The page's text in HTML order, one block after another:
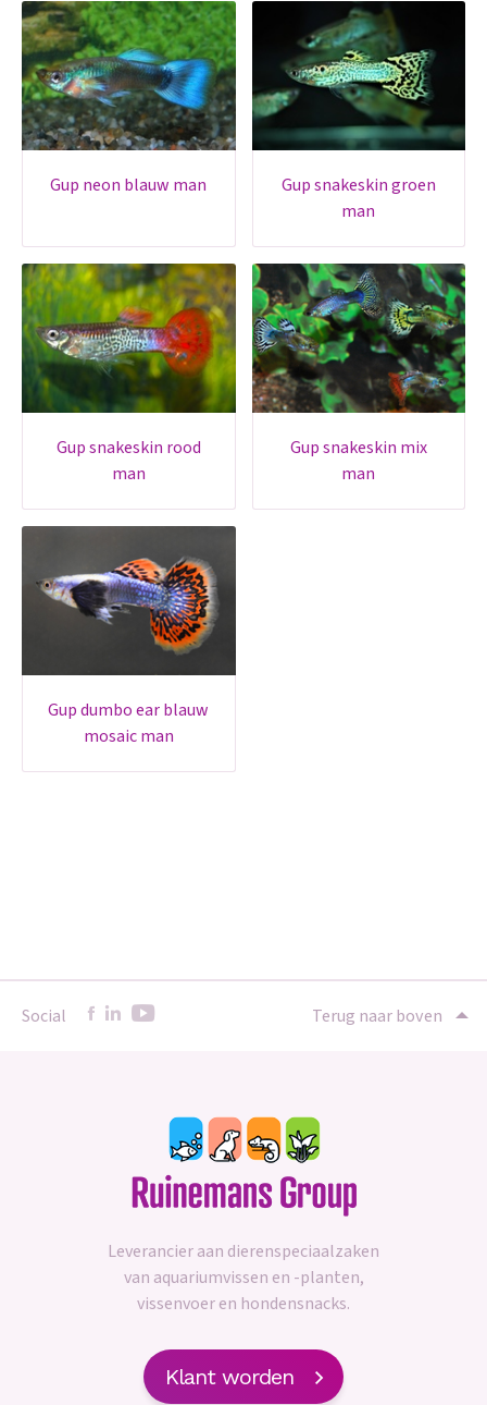
gup neon blauw man
gup snakeskin groen
man
gup snakeskin rood
man
gup snakeskin mix
man
gup dumbo ear blauw
mosaic man
Social Terug naar boven
Leverancier aan dierenspeciaalzaken
van aquariumvissen en -planten,
vissenvoer en hondensnacks.
Klant worden